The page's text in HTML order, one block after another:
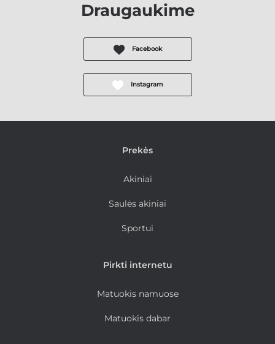
Draugaukime
Facebook
Instagram
Prekės
Akiniai
Saulės akiniai
Sportui
Pirkti internetu
Matuokis namuose
Matuokis dabar